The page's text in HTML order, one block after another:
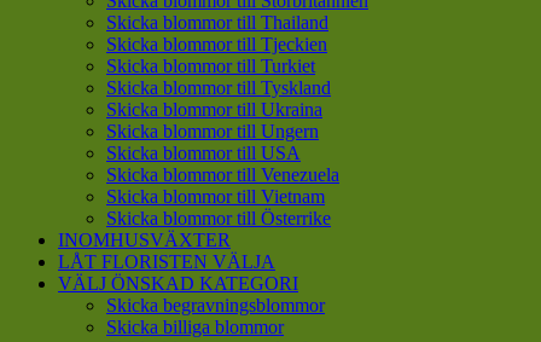
Skicka blommor till Thailand
Skicka blommor till Tjeckien
Skicka blommor till Turkiet
Skicka blommor till Tyskland
Skicka blommor till Ukraina
Skicka blommor till Ungern
Skicka blommor till USA
Skicka blommor till Venezuela
Skicka blommor till Vietnam
Skicka blommor till Österrike
INOMHUSVÄXTER
LÅT FLORISTEN VÄLJA
VÄLJ ÖNSKAD KATEGORI
Skicka begravningsblommor
Skicka billiga blommor